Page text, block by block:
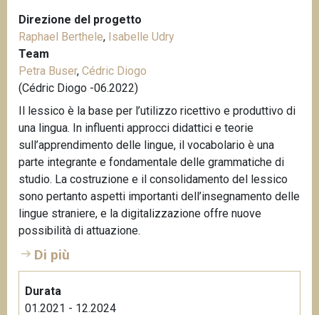
Direzione del progetto
Raphael Berthele, Isabelle Udry
Team
Petra Buser, Cédric Diogo
(Cédric Diogo -06.2022)
Il lessico è la base per l’utilizzo ricettivo e produttivo di
una lingua. In influenti approcci didattici e teorie
sull’apprendimento delle lingue, il vocabolario è una
parte integrante e fondamentale delle grammatiche di
studio. La costruzione e il consolidamento del lessico
sono pertanto aspetti importanti dell’insegnamento delle
lingue straniere, e la digitalizzazione offre nuove
possibilità di attuazione.
Di più
Durata
01.2021 - 12.2024